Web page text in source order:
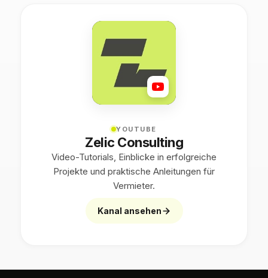
YOUTUBE
Zelic Consulting
Video-Tutorials, Einblicke in erfolgreiche
Projekte und praktische Anleitungen für
Vermieter.
Kanal ansehen